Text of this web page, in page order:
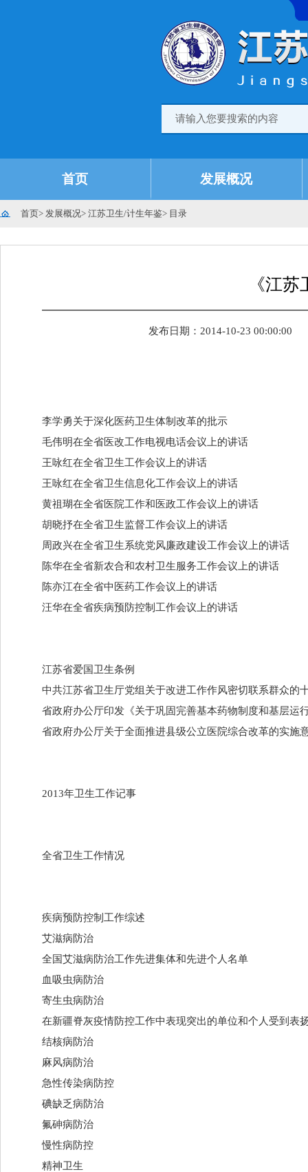
首页 发展概况
首页> 发展概况> 江苏卫生/计生年鉴> 目录
《江
发布日期： 2014-10-23 00:00:00
李学勇关于深化医药卫生体制改革的批示
毛伟明在全省医改工作电视电话会议上的讲话
王咏红在全省卫生工作会议上的讲话
王咏红在全省卫生信息化工作会议上的讲话
黄祖瑚在全省医院工作和医政工作会议上的讲话
胡晓抒在全省卫生监督工作会议上的讲话
周政兴在全省卫生系统党风廉政建设工作会议上的讲话
陈华在全省新农合和农村卫生服务工作会议上的讲话
陈亦江在全省中医药工作会议上的讲话
汪华在全省疾病预防控制工作会议上的讲话
江苏省爱国卫生条例
中共江苏省卫生厅党组关于改进工作作风密切联系群众的
省政府办公厅印发《关于巩固完善基本药物制度和基层运
省政府办公厅关于全面推进县级公立医院综合改革的实施
2013年卫生工作记事
全省卫生工作情况
疾病预防控制工作综述
艾滋病防治
全国艾滋病防治工作先进集体和先进个人名单
血吸虫病防治
寄生虫病防治
在新疆脊灰疫情防控工作中表现突出的单位和个人受到表
结核病防治
麻风病防治
急性传染病防控
碘缺乏病防治
氟砷病防治
慢性病防控
精神卫生